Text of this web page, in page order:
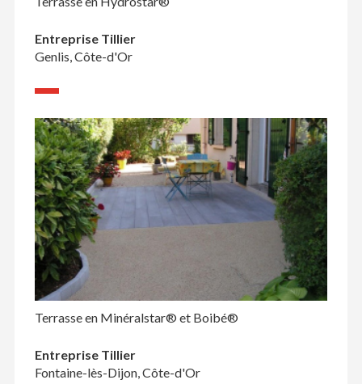
Entreprise Tillier
Genlis, Côte-d'Or
Terrasse en Minéralstar® et Boibé®
Entreprise Tillier
Fontaine-lès-Dijon, Côte-d'Or